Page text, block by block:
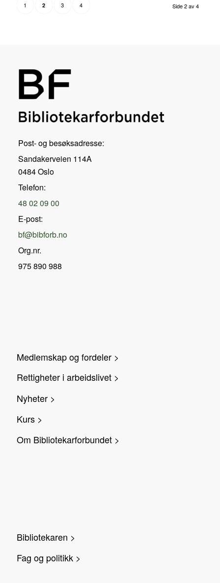
Side 2 av 4
1 2 3 4
Post- og besøksadresse:
Sandakerveien 114A
0484 Oslo
Telefon:
48 02 09 00
E-post:
bf@bibforb.no
Org.nr.
975 890 988
Medlemskap og fordeler >
Rettigheter i arbeidslivet >
Nyheter >
Kurs >
Om Bibliotekarforbundet >
Bibliotekaren >
Fag og politikk >